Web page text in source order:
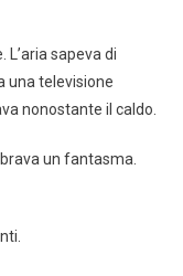
sapeva di
una televisione
nonostante il caldo.
un fantasma.